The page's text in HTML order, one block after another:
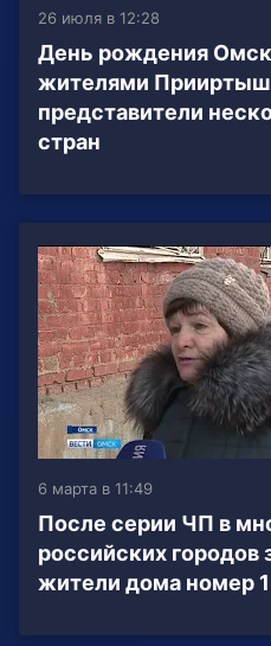
26 июля в 12:28
День рождения
жителями
представители
стран
6 марта в 11:49
После серии ЧП в
российских городов
жители дома номер